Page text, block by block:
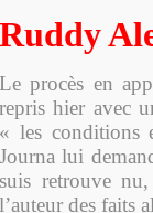
Ruddy
Le procès en
repris hier avec
« les conditions
Journa lui
suis retrouve
l’auteur des faits